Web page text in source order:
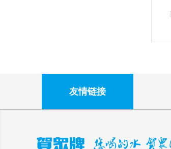
友情链接